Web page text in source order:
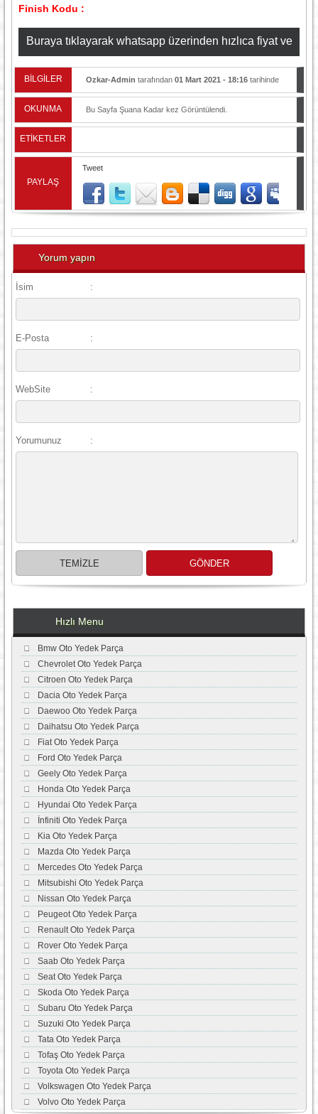
Finish Kodu :
Buraya tıklayarak whatsapp üzerinden hızlıca fiyat ve
stok bilgisi alabilirsiniz
BİLGİLER Ozkar-Admin tarafından 01 Mart 2021 - 18:16tarihinde
OKUNMA Bu Sayfa Şuana Kadar kez Görüntülendi.
ETİKETLER
PAYLAŞ
Tweet
Yorum yapın
İsim :
E-Posta :
WebSite :
Yorumunuz :
Hızlı Menu
Bmw Oto Yedek Parça
Chevrolet Oto Yedek Parça
Citroen Oto Yedek Parça
Dacia Oto Yedek Parça
Daewoo Oto Yedek Parça
Daihatsu Oto Yedek Parça
Fiat Oto Yedek Parça
Ford Oto Yedek Parça
Geely Oto Yedek Parça
Honda Oto Yedek Parça
Hyundai Oto Yedek Parça
İnfiniti Oto Yedek Parça
Kia Oto Yedek Parça
Mazda Oto Yedek Parça
Mercedes Oto Yedek Parça
Mitsubishi Oto Yedek Parça
Nissan Oto Yedek Parça
Peugeot Oto Yedek Parça
Renault Oto Yedek Parça
Rover Oto Yedek Parça
Saab Oto Yedek Parça
Seat Oto Yedek Parça
Skoda Oto Yedek Parça
Subaru Oto Yedek Parça
Suzuki Oto Yedek Parça
Tata Oto Yedek Parça
Tofaş Oto Yedek Parça
Toyota Oto Yedek Parça
Volkswagen Oto Yedek Parça
Volvo Oto Yedek Parça